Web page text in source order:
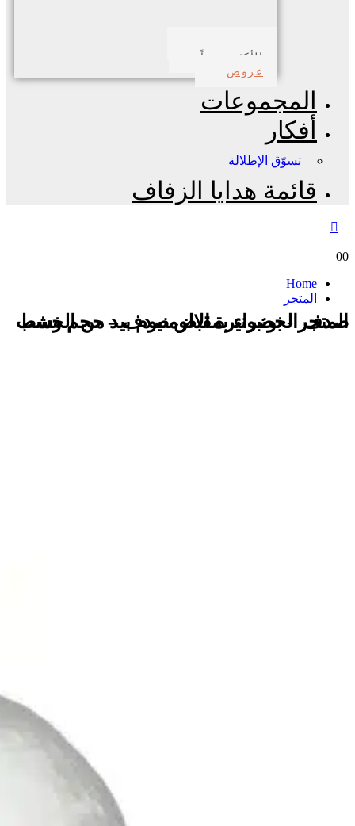
صدف بحري
الأكثر مبيعاً
عروض
المجموعات
أفكار
تسوّق الإطلالة
قائمة هدايا الزفاف
00
Home
المتجر
المتجر - بونبونيرة الالومنيوم بيد من الخشب صدف الخضراء بمقبض صدف – حجم وسط